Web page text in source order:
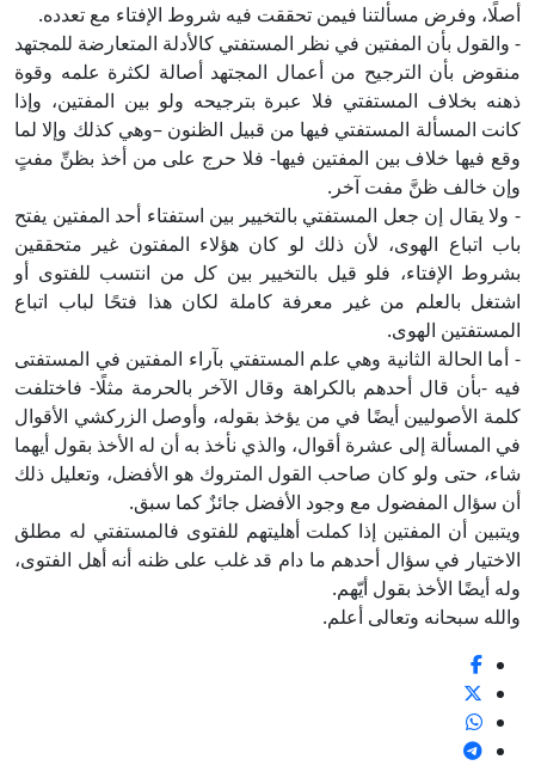
أصلًا، وفرض مسألتنا فيمن تحققت فيه شروط الإفتاء مع تعدده.
- والقول بأن المفتين في نظر المستفتي كالأدلة المتعارضة للمجتهد
منقوض بأن الترجيح من أعمال المجتهد أصالة لكثرة علمه وقوة
ذهنه بخلاف المستفتي فلا عبرة بترجيحه ولو بين المفتين، وإذا
كانت المسألة المستفتي فيها من قبيل الظنون –وهي كذلك وإلا لما
وقع فيها خلاف بين المفتين فيها- فلا حرج على من أخذ بظنِّ مفتٍ
وإن خالف ظنَّ مفت آخر.
- ولا يقال إن جعل المستفتي بالتخيير بين استفتاء أحد المفتين يفتح
باب اتباع الهوى، لأن ذلك لو كان هؤلاء المفتون غير متحققين
بشروط الإفتاء، فلو قيل بالتخيير بين كل من انتسب للفتوى أو
اشتغل بالعلم من غير معرفة كاملة لكان هذا فتحًا لباب اتباع
المستفتين الهوى.
- أما الحالة الثانية وهي علم المستفتي بآراء المفتين في المستفتى
فيه -بأن قال أحدهم بالكراهة وقال الآخر بالحرمة مثلًا- فاختلفت
كلمة الأصوليين أيضًا في من يؤخذ بقوله، وأوصل الزركشي الأقوال
في المسألة إلى عشرة أقوال، والذي نأخذ به أن له الأخذ بقول أيهما
شاء، حتى ولو كان صاحب القول المتروك هو الأفضل، وتعليل ذلك
أن سؤال المفضول مع وجود الأفضل جائزٌ كما سبق.
ويتبين أن المفتين إذا كملت أهليتهم للفتوى فالمستفتي له مطلق
الاختيار في سؤال أحدهم ما دام قد غلب على ظنه أنه أهل الفتوى،
وله أيضًا الأخذ بقول أيّهم.
والله سبحانه وتعالى أعلم.